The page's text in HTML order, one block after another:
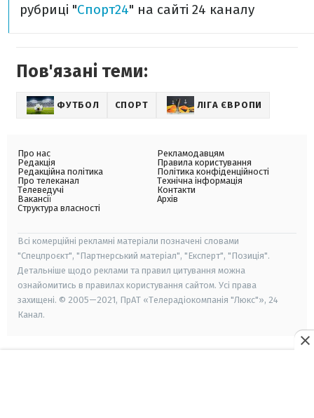
рубриці "Спорт24" на сайті 24 каналу
Пов'язані теми:
ФУТБОЛ СПОРТ ЛІГА ЄВРОПИ
Про нас
Редакція
Редакційна політика
Про телеканал
Телеведучі
Вакансії
Структура власності
Рекламодавцям
Правила користування
Політика конфіденційності
Технічна інформація
Контакти
Архів
Всі комерційні рекламні матеріали позначені словами
"Спецпроєкт", "Партнерський матеріал", "Експерт", "Позиція".
Детальніше щодо реклами та правил цитування можна
ознайомитись в правилах користування сайтом. Усі права
захищені. © 2005—2021, ПрАТ «Телерадіокомпанія "Люкс"», 24
Канал.